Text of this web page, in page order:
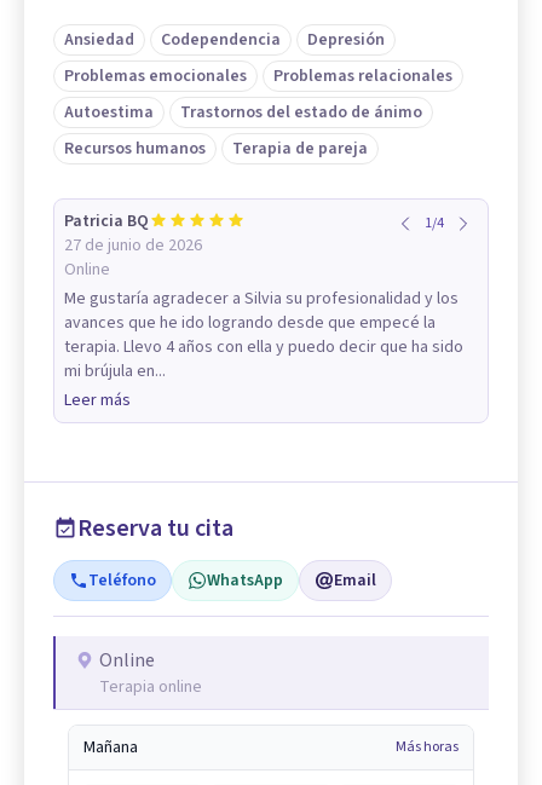
Ansiedad Codependencia
Depresión
Problemas emocionales
Problemas relacionales
Autoestima
Trastornos del estado de ánimo
Recursos humanos
Terapia de pareja
Patricia BQ
27 de junio de 2026
Online
1/4
Me gustaría agradecer a Silvia su profesionalidad y los
avances que he ido logrando desde que empecé la
terapia. Llevo 4 años con ella y puedo decir que ha sido
mi brújula en...
Leer más
Reserva tu cita
Teléfono WhatsApp Email
Online
Terapia online
Mañana Más horas